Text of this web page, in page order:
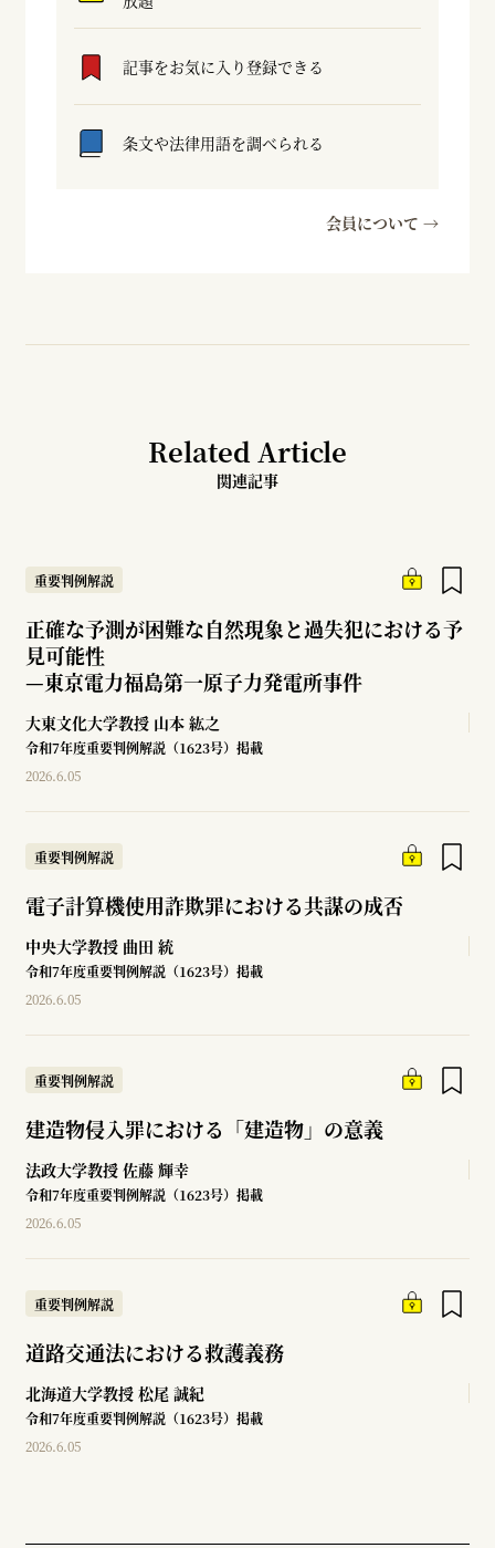
記事をお気に入り登録できる
条文や法律用語を調べられる
会員について →
Related Article
関連記事
重要判例解説
正確な予測が困難な自然現象と過失犯における予
見可能性
—東京電力福島第一原子力発電所事件
大東文化大学教授 山本 紘之
令和7年度重要判例解説（1623号）掲載
2026.6.05
重要判例解説
電子計算機使用詐欺罪における共謀の成否
中央大学教授 曲田 統
令和7年度重要判例解説（1623号）掲載
2026.6.05
重要判例解説
建造物侵入罪における「建造物」の意義
法政大学教授 佐藤 輝幸
令和7年度重要判例解説（1623号）掲載
2026.6.05
重要判例解説
道路交通法における救護義務
北海道大学教授 松尾 誠紀
令和7年度重要判例解説（1623号）掲載
2026.6.05